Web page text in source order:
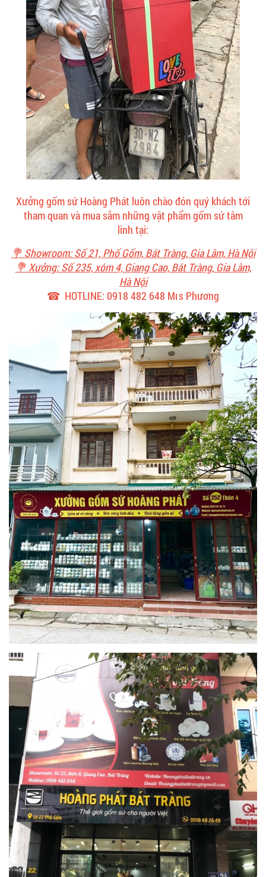
Xưởng gốm sứ Hoàng Phát luôn chào đón quý khách tới
tham quan và mua sắm những vật phẩm gốm sứ tâm
linh tại:
💐 Showroom: Số 21, Phố Gốm, Bát Tràng, Gia Lâm, Hà Nội
💐 Xưởng: Số 235, xóm 4, Giang Cao, Bát Tràng, Gia Lâm,
Hà Nội
☎ HOTLINE: 0918 482 648 Mrs Phương